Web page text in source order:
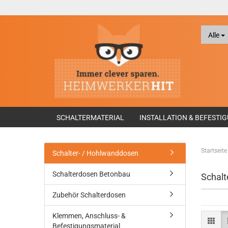
Alle
SCHALTERMATERIAL INSTALLATION &
Startseite
Schalter- / Hohlwanddosen
Schalterdosen Betonbau
Zubehör Schalterdosen
Klemmen, Anschluss- &
Befestigungsmaterial